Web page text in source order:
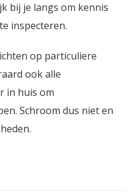
bij je langs om kennis
inspecteren.
op particuliere
ook alle
in huis om
Schroom dus niet en